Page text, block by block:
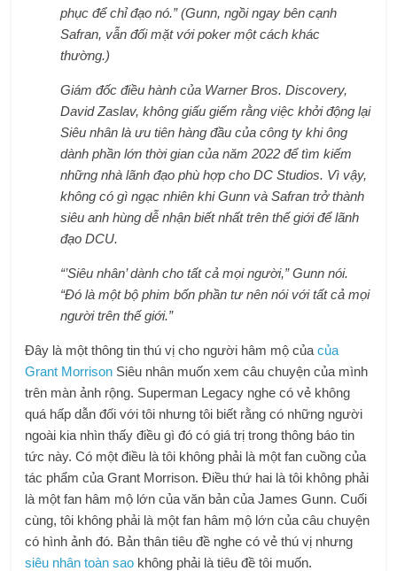
phục để chỉ đạo nó.” (Gunn, ngồi ngay bên cạnh
Safran, vẫn đối mặt với poker một cách khác
thường.)
Giám đốc điều hành của Warner Bros. Discovery,
David Zaslav, không giấu giếm rằng việc khởi động lại
Siêu nhân là ưu tiên hàng đầu của công ty khi ông
dành phần lớn thời gian của năm 2022 để tìm kiếm
những nhà lãnh đạo phù hợp cho DC Studios. Vì vậy,
không có gì ngạc nhiên khi Gunn và Safran trở thành
siêu anh hùng dễ nhận biết nhất trên thế giới để lãnh
đạo DCU.
“’Siêu nhân’ dành cho tất cả mọi người,” Gunn nói.
“Đó là một bộ phim bốn phần tư nên nói với tất cả mọi
người trên thế giới.”
Đây là một thông tin thú vị cho người hâm mộ củacủa
Grant Morrison Siêu nhân muốn xem câu chuyện của mình
trên màn ảnh rộng. Superman Legacy nghe có vẻ không
quá hấp dẫn đối với tôi nhưng tôi biết rằng có những người
ngoài kia nhìn thấy điều gì đó có giá trị trong thông báo tin
tức này. Có một điều là tôi không phải là một fan cuồng của
tác phẩm của Grant Morrison. Điều thứ hai là tôi không phải
là một fan hâm mộ lớn của văn bản của James Gunn. Cuối
cùng, tôi không phải là một fan hâm mộ lớn của câu chuyện
có hình ảnh đó. Bản thân tiêu đề nghe có vẻ thú vị nhưng
siêu nhân toàn sao không phải là tiêu đề tôi muốn.